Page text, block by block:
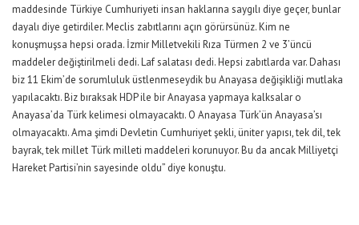
maddesinde Türkiye Cumhuriyeti insan haklarına saygılı diye geçer, bunlar
dayalı diye getirdiler. Meclis zabıtlarını açın görürsünüz. Kim ne
konuşmuşsa hepsi orada. İzmir Milletvekili Rıza Türmen 2 ve 3’üncü
maddeler değiştirilmeli dedi. Laf salatası dedi. Hepsi zabıtlarda var. Dahası
biz 11 Ekim’de sorumluluk üstlenmeseydik bu Anayasa değişikliği mutlaka
yapılacaktı. Biz bıraksak HDP ile bir Anayasa yapmaya kalksalar o
Anayasa’da Türk kelimesi olmayacaktı. O Anayasa Türk’ün Anayasa’sı
olmayacaktı. Ama şimdi Devletin Cumhuriyet şekli, üniter yapısı, tek dil, tek
bayrak, tek millet Türk milleti maddeleri korunuyor. Bu da ancak Milliyetçi
Hareket Partisi’nin sayesinde oldu” diye konuştu.